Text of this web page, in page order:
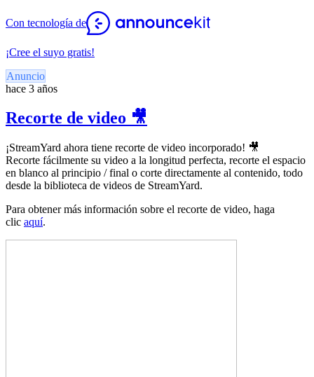
Con tecnología de
¡Cree el suyo gratis!
Anuncio
hace 3 años
Recorte de video 🎥
¡StreamYard ahora tiene recorte de video incorporado! 🎥
Recorte fácilmente su video a la longitud perfecta, recorte el espacio
en blanco al principio / final o corte directamente al contenido, todo
desde la biblioteca de videos de StreamYard.
Para obtener más información sobre el recorte de video, haga
clic aquí.